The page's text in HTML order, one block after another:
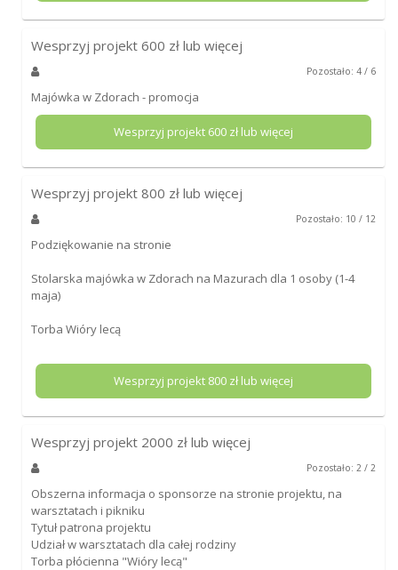
Wesprzyj projekt 600 zł lub więcej
Pozostało: 4 / 6
Majówka w Zdorach - promocja
Wesprzyj projekt 600zł lub więcej
Wesprzyj projekt 800 zł lub więcej
Pozostało: 10 / 12
Podziękowanie na stronie
Stolarska majówka w Zdorach na Mazurach dla 1 osoby (1-4
maja)
Torba Wióry lecą
Wesprzyj projekt 800zł lub więcej
Wesprzyj projekt 2000 zł lub więcej
Pozostało: 2 / 2
Obszerna informacja o sponsorze na stronie projektu, na
warsztatach i pikniku
Tytuł patrona projektu
Udział w warsztatach dla całej rodziny
Torba płócienna "Wióry lecą"